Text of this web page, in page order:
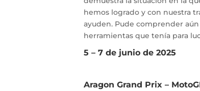
hemos logrado y con nuestra
ayuden. Pude comprender
herramientas que tenía para
5 – 7 de junio de 2025
Aragon Grand Prix –